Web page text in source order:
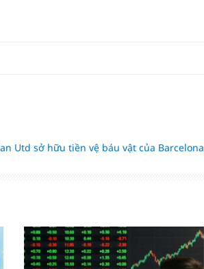
Utd sở hữu tiền vệ báu vật của Barcelona